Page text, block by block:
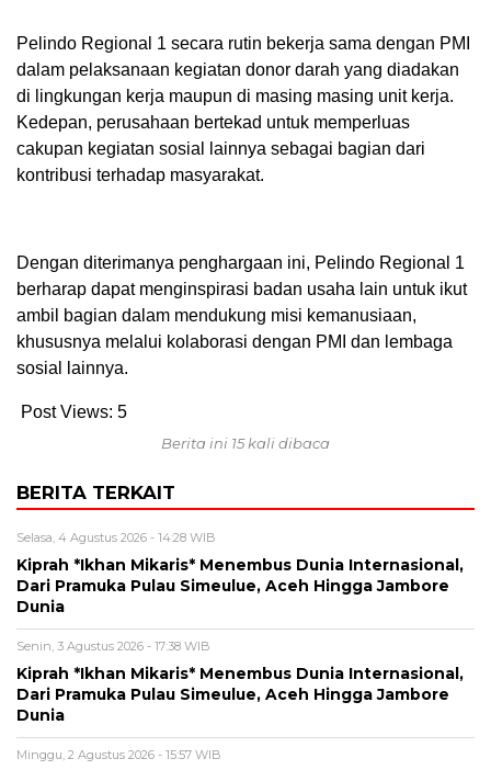
Pelindo Regional 1 secara rutin bekerja sama dengan PMI
dalam pelaksanaan kegiatan donor darah yang diadakan
di lingkungan kerja maupun di masing masing unit kerja.
Kedepan, perusahaan bertekad untuk memperluas
cakupan kegiatan sosial lainnya sebagai bagian dari
kontribusi terhadap masyarakat.
Dengan diterimanya penghargaan ini, Pelindo Regional 1
berharap dapat menginspirasi badan usaha lain untuk ikut
ambil bagian dalam mendukung misi kemanusiaan,
khususnya melalui kolaborasi dengan PMI dan lembaga
sosial lainnya.
Post Views: 5
Berita ini 15 kali dibaca
BERITA TERKAIT
Selasa, 4 Agustus 2026 - 14:28 WIB
Kiprah *Ikhan Mikaris* Menembus Dunia Internasional,
Dari Pramuka Pulau Simeulue, Aceh Hingga Jambore
Dunia
Senin, 3 Agustus 2026 - 17:38 WIB
Kiprah *Ikhan Mikaris* Menembus Dunia Internasional,
Dari Pramuka Pulau Simeulue, Aceh Hingga Jambore
Dunia
Minggu, 2 Agustus 2026 - 15:57 WIB